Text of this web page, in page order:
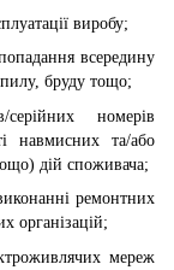
виробу;
всередину
бруду тощо;
серійних номерів
навмисних та/або
дій споживача;
ремонтних
організацій;
мереж